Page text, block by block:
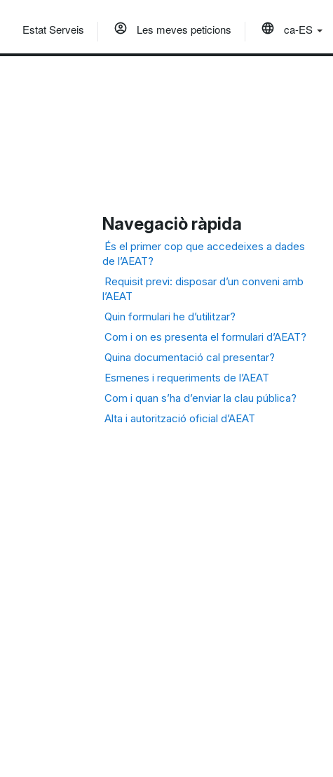
Estat Serveis Les meves peticions ca-ES
Navegaciò ràpida
És el primer cop que accedeixes a dades
de l’AEAT?
Requisit previ: disposar d’un conveni amb
l’AEAT
Quin formulari he d’utilitzar?
Com i on es presenta el formulari d’AEAT?
Quina documentació cal presentar?
Esmenes i requeriments de l’AEAT
Com i quan s’ha d’enviar la clau pública?
Alta i autorització oficial d’AEAT